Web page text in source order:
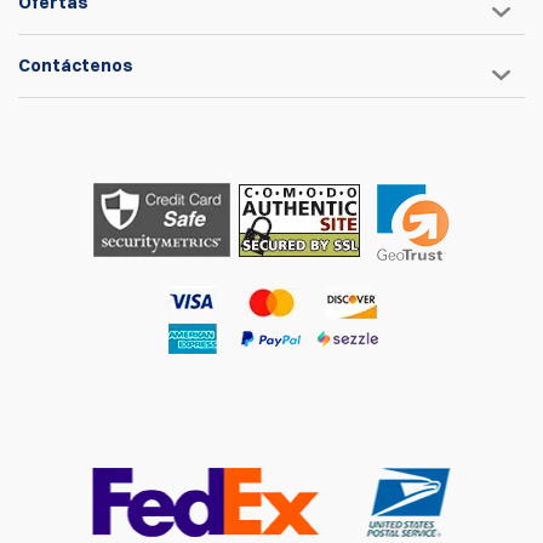
Contáctenos